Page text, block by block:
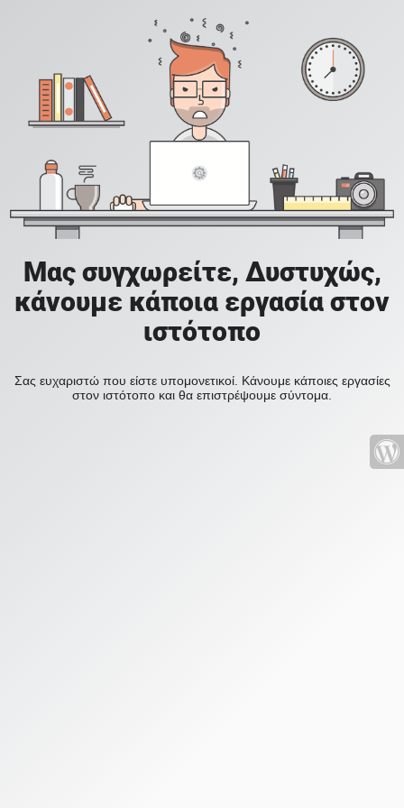
Μας συγχωρείτε, Δυστυχώς,
κάνουμε κάποια εργασία στον
ιστότοπο
Σας ευχαριστώ που είστε υπομονετικοί. Κάνουμε κάποιες εργασίες
στον ιστότοπο και θα επιστρέψουμε σύντομα.